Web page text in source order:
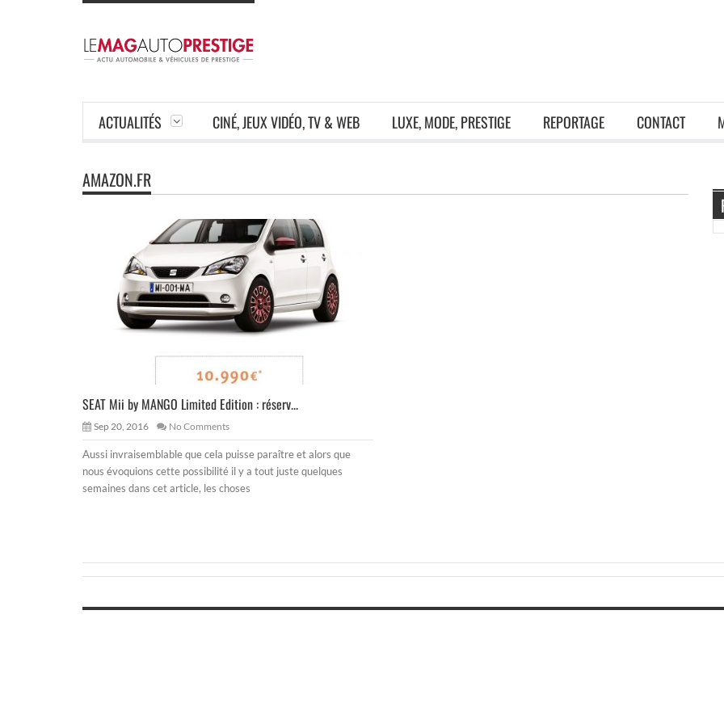
ACTUALITÉS CINÉ, JEUX VIDÉO, TV & WEB LUXE, MODE, PRESTIGE REPORTAGE CONTACT
AMAZON.FR
SEAT Mii by MANGO Limited Edition : réserv...
Sep 20, 2016 No Comments
Aussi invraisemblable que cela puisse paraître et alors que
nous évoquions cette possibilité il y a tout juste quelques
semaines dans cet article, les choses